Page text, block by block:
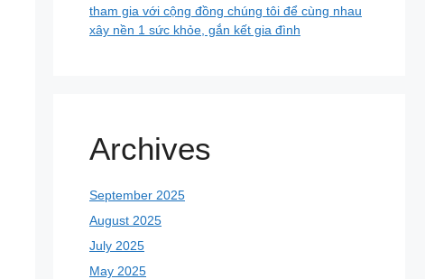
tham gia với cộng đồng chúng tôi để cùng nhau
xây nền 1 sức khỏe, gắn kết gia đình
Archives
September 2025
August 2025
July 2025
May 2025